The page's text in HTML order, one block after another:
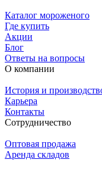
Каталог мороженого
Где купить
Акции
Блог
Ответы на вопросы
О компании
История и
Карьера
Контакты
Сотрудничество
Оптовая продажа
Аренда складов